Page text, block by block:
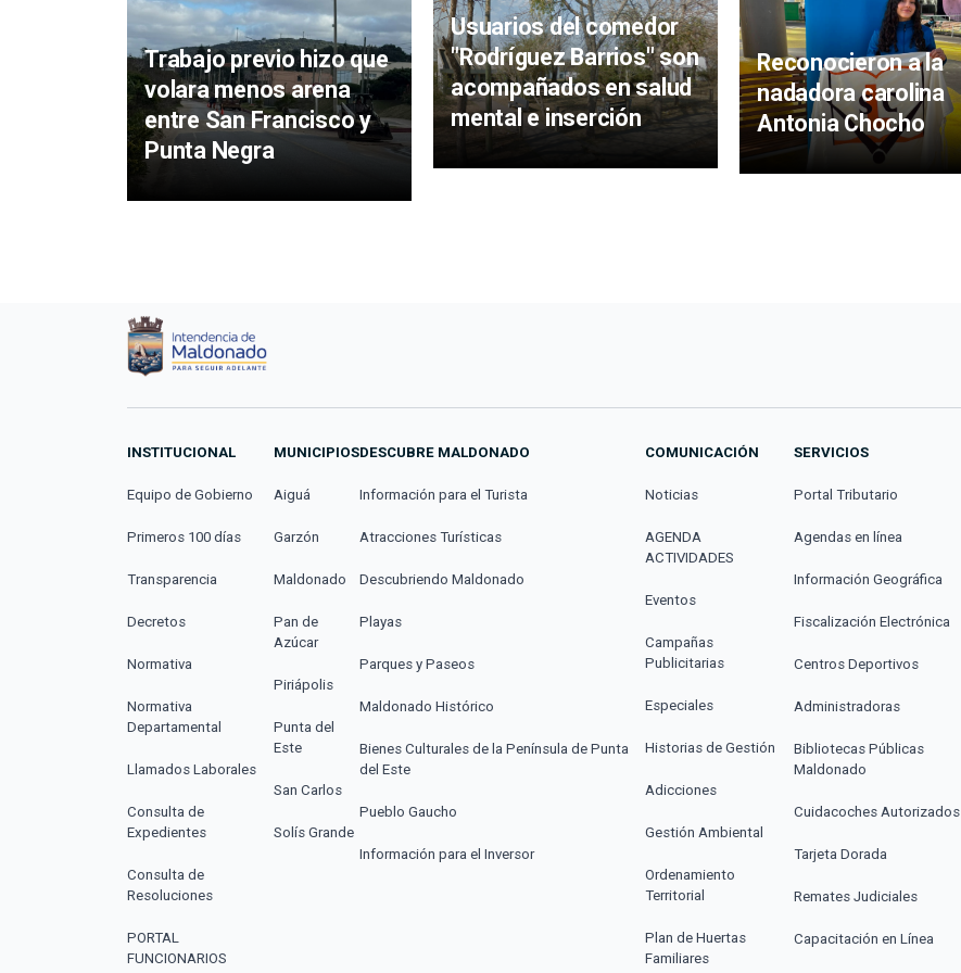
Trabajo previo hizo que
volara menos arena
entre San Francisco y
Punta Negra
Usuarios del comedor
"Rodríguez Barrios" son
acompañados en salud
mental e inserción
Reconocieron a la
nadadora carolina
Antonia Chocho
INSTITUCIONAL
Equipo de Gobierno
Primeros 100 días
Transparencia
Decretos
Normativa
Normativa
Departamental
Llamados Laborales
Consulta de
Expedientes
Consulta de
Resoluciones
PORTAL
FUNCIONARIOS
MUNICIPIOS
Aiguá
Garzón
Maldonado
Pan de
Azúcar
Piriápolis
Punta del
Este
San Carlos
Solís Grande
DESCUBRE MALDONADO
Información para el Turista
Atracciones Turísticas
Descubriendo Maldonado
Playas
Parques y Paseos
Maldonado Histórico
Bienes Culturales de la Península de Punta
del Este
Pueblo Gaucho
Información para el Inversor
COMUNICACIÓN
Noticias
AGENDA
ACTIVIDADES
Eventos
Campañas
Publicitarias
Especiales
Historias de Gestión
Adicciones
Gestión Ambiental
Ordenamiento
Territorial
Plan de Huertas
Familiares
SERVICIOS
Portal Tributario
Agendas en línea
Información Geográfica
Fiscalización Electrónica
Centros Deportivos
Administradoras
Bibliotecas Públicas
Maldonado
Cuidacoches Autorizados
Tarjeta Dorada
Remates Judiciales
Capacitación en Línea